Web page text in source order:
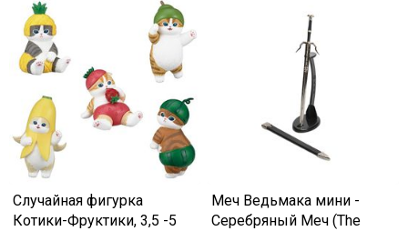
Случайная фигурка
Котики-Фруктики, 3,5 -5
Меч Ведьмака мини -
Серебряный Меч (The